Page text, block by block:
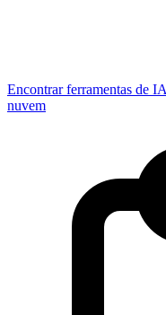
Encontrar ferramentas de
nuvem